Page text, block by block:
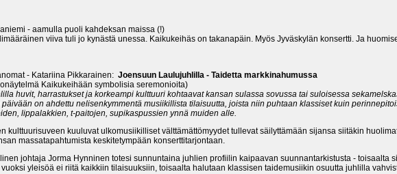
- aamulla puoli kahdeksan maissa (!)
viiva tuli jo kynästä unessa. Kaikukeihäs on takanapäin. Myös Jyväskylän konsertti. Ja
- Katariina Pikkarainen: Joensuun Laulujuhlilla - Taidetta markkinahumussa
Kaikukeihään symbolisia seremonioita)
huvit, harrastukset ja korkeampi kulttuuri kohtaavat kansan sulassa sovussa tai suloisessa
on ahdettu nelisenkymmentä musiikillista tilaisuutta, joista niin puhtaan klassiset kuin
lippalakkien, t-paitojen, supikaspussien ynnä muiden alle.
kulttuurisuveen kuuluvat ulkomusiikilliset välttämättömyydet tullevat säilyttämään sijansa siitäkin
massatapahtumista keskitetympään konserttitarjontaan.
johtaja Jorma Hynninen totesi sunnuntaina juhlien profiilin kaipaavan suunnantarkistusta - toisaalta
yleisöä ei riitä kaikkiin tilaisuuksiin, toisaalta halutaan klassisen taidemusiikin osuutta juhlilla